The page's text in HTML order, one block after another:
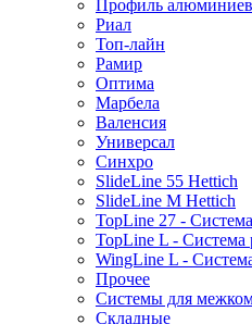
Профиль
Риал
Топ-лайн
Рамир
Оптима
Марбела
Валенсия
Универсал
Синхро
SlideLine 55 Hettich
SlideLine M Hettich
TopLine 27 -
TopLine L - Система
WingLine L -
Прочее
Системы для
Складные